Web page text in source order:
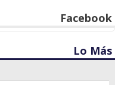
Facebook
Lo Más